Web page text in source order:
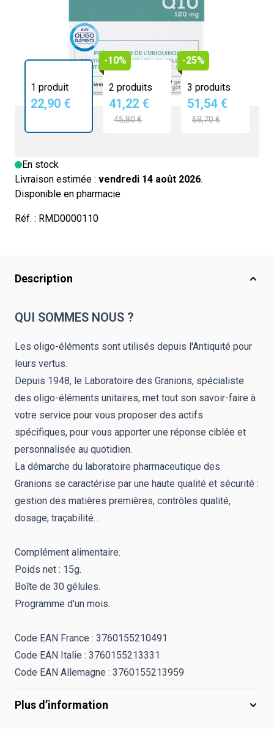
47 avis
1 produit
22,90 €
-10%
2 produits
41,22 €
45,80 €
-25%
3 produits
51,54 €
68,70 €
En stock
Livraison estimée : vendredi 14 août 2026.
Disponible en pharmacie
Réf. : RMD0000110
Description
QUI SOMMES NOUS ?
Les oligo-éléments sont utilisés depuis l'Antiquité pour
leurs vertus.
Depuis 1948, le Laboratoire des Granions, spécialiste
des oligo-éléments unitaires, met tout son savoir-faire à
votre service pour vous proposer des actifs
spécifiques, pour vous apporter une réponse ciblée et
personnalisée au quotidien.
La démarche du laboratoire pharmaceutique des
Granions se caractérise par une haute qualité et sécurité :
gestion des matières premières, contrôles qualité,
dosage, traçabilité…
Complément alimentaire.
Poids net : 15g.
Boîte de 30 gélules.
Programme d'un mois.
Code EAN France : 3760155210491
Code EAN Italie : 3760155213331
Code EAN Allemagne : 3760155213959
Plus d’information